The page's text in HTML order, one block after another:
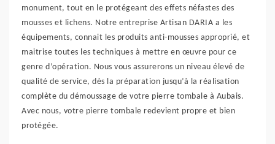
monument, tout en le protégeant des effets néfastes des
mousses et lichens. Notre entreprise Artisan DARIA a les
équipements, connait les produits anti-mousses approprié, et
maitrise toutes les techniques à mettre en œuvre pour ce
genre d’opération. Nous vous assurerons un niveau élevé de
qualité de service, dès la préparation jusqu’à la réalisation
complète du démoussage de votre pierre tombale à Aubais.
Avec nous, votre pierre tombale redevient propre et bien
protégée.